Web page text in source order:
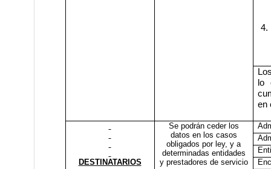
4.
lo
en
DESTINATARIOS
Se podrán ceder los
datos en los casos
obligados por ley, y a
determinadas entidades
y prestadores de servicio